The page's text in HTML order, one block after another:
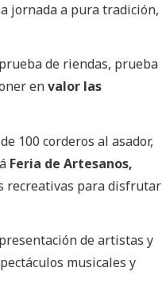
jornada a pura tradición,
de riendas, prueba
envalor las
100 corderos al asador,
Feria de Artesanos,
recreativas para disfrutar
de artistas y
musicales y